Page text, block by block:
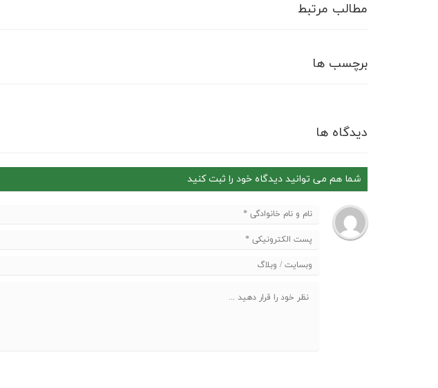
مطالب مرتبط
برچسب ها
دیدگاه ها
شما هم می توانید دیدگاه خود را ثبت کنید